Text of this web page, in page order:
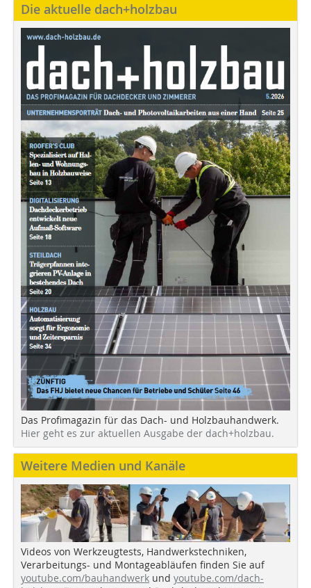
Die aktuelle dach+holzbau
Das Profimagazin für das Dach- und Holzbauhandwerk.
Hier geht es zur aktuellen Ausgabe der dach+holzbau.
Weitere Medien und Kanäle
Videos von Werkzeugtests, Handwerkstechniken,
Verarbeitungs- und Montageabläufen finden Sie auf
youtube.com/bauhandwerk und youtube.com/dach-